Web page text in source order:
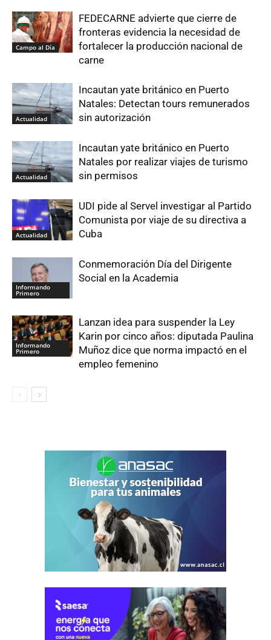
Campo al Día
FEDECARNE advierte que cierre de
fronteras evidencia la necesidad de
fortalecer la producción nacional de
carne
Actualidad
Incautan yate británico en Puerto
Natales: Detectan tours remunerados
sin autorización
Actualidad
Incautan yate británico en Puerto
Natales por realizar viajes de turismo
sin permisos
Actualidad
UDI pide al Servel investigar al Partido
Comunista por viaje de su directiva a
Cuba
Informando
Primero
Conmemoración Día del Dirigente
Social en la Academia
Informando
Primero
Lanzan idea para suspender la Ley
Karin por cinco años: diputada Paulina
Muñoz dice que norma impactó en el
empleo femenino